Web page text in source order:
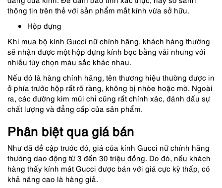
thông tin trên thẻ với sản phẩm mắt kính vừa sở hữu.
Hộp đựng
Khi mua bộ kính Gucci nữ chính hãng, khách hàng thường
sẽ nhận được một hộp đựng kính bọc bằng vải nhung với
nhiều tùy chọn màu sắc khác nhau.
Nếu đó là hàng chính hãng, tên thương hiệu thường được in
ở phía trước hộp rất rõ ràng, không bị nhòe hoặc mờ. Ngoài
ra, các đường kim mũi chỉ cũng rất chính xác, đánh dấu sự
chất lượng và đẳng cấp của sản phẩm.
Phân biệt qua giá bán
Như đã đề cập trước đó, giá của kính Gucci nữ chính hãng
thường dao động từ 3 đến 30 triệu đồng. Do đó, nếu khách
hàng thấy kính mát Gucci được bán với giá cực kỳ thấp, có
khả năng cao là hàng giả.